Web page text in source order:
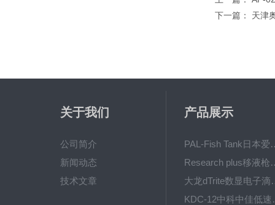
下一篇： 天津
关于我们
公司简介
新闻动态
技术文章
产品展示
PAL-Fish Tank
Research plus
大龙dTrite
KDC-